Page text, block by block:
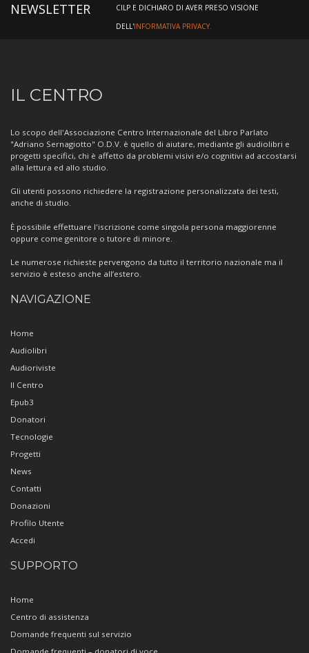
NEWSLETTER
CILP E DICHIARO DI AVER PRESO VISIONE
DELL'INFORMATIVA PRIVACY.
Informazioni
sul
Centro
IL CENTRO
Lo scopo dell'Associazione Centro Internazionale del Libro Parlato
"Adriano Sernagiotto" O.D.V. è quello di aiutare, mediante gli audiolibri e
progetti specifici, chi è affetto da problemi visivi e/o cognitivi ad accostarsi
alla lettura ed allo studio.
Gli utenti possono richiedere la registrazione personalizzata dei testi,
anche di studio.
È possibile effettuare l'iscrizione come singola persona maggiorenne
oppure come genitore o tutore di minore.
Le numerose richieste pervengono da tutto il territorio nazionale ma il
servizio è esteso anche all’estero.
NAVIGAZIONE
Home
Audiolibri
Audioriviste
Il Centro
Epub3
Donatori
Tecnologie
Progetti
News
Contatti
Donazioni
Profilo Utente
Accedi
SUPPORTO
Home
Centro di assistenza
Domande frequenti sul servizio